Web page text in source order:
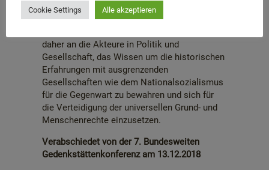
politischen Bildung entgegen. Aber sie
erfordern darüber hinaus politisches und
daher an die Akteure in Politik und
Gesellschaft, das Wissen um die historischen
Erfahrungen mit ausgrenzenden
Gesellschaften wie dem Nationalsozialismus
für die Gegenwart zu bewahren und sich für
die Verteidigung der universellen Grund- und
Menschenrechte einzusetzen.
Verabschiedet von der 7. Bundesweiten
Gedenkstättenkonferenz am 13.12.2018
Cookie Settings Alle akzeptieren